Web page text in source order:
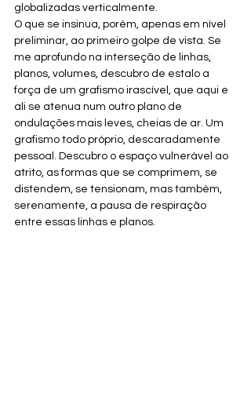
globalizadas verticalmente.
O que se insinua, porém, apenas em nível
preliminar, ao primeiro golpe de vista. Se
me aprofundo na interseção de linhas,
planos, volumes, descubro de estalo a
força de um grafismo irascível, que aqui e
ali se atenua num outro plano de
ondulações mais leves, cheias de ar. Um
grafismo todo próprio, descaradamente
pessoal. Descubro o espaço vulnerável ao
atrito, as formas que se comprimem, se
distendem, se tensionam, mas também,
serenamente, a pausa de respiração
entre essas linhas e planos.